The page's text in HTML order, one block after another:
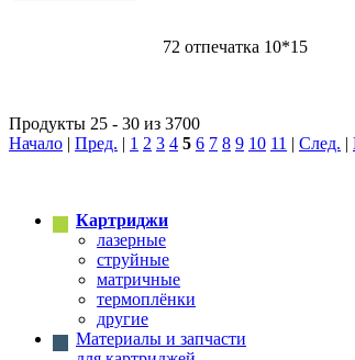
72 отпечатка 10*15
Продукты 25 - 30 из 3700
Начало | Пред. | 1 2 3 4 5 6 7 8 9 10 11 | След. |
Картриджи
лазерные
струйные
матричные
термоплёнки
другие
Материалы и запчасти